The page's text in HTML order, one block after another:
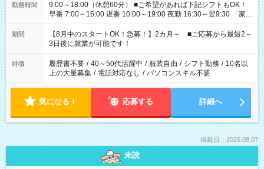
勤務時間
9:00～18:00（休憩60分） ■ご希望があれば下記シフトもOK！
早番 7:00～16:00 遅番 10:00～19:00 夜勤 16:30～翌9:30 「家族
と休みを合わせたい」 「余裕を持って夕飯の準備がしたい」
「できれば残業はしたくない」 など、ご希望を教えてください
ね。 ※Wワーク希望の方へ 今ご覧のお仕事で希望する勤務時間
と、もう1つのお仕事の勤務時間。 合計で週40時間を超える場
合は応募できません。
期間
【8月中のスタートOK！急募！】2カ月～ ■ご応募から最短2～
3日後に就業が可能です！
特徴 履歴書不要 / 40～50代活躍中 / 服装自由 / シフト勤務 / 10名以
上の大量募集 / 電話対応なし / パソコンスキル不要
気になる！ 応募する 詳細へ
掲載日：2026.08.07
未読